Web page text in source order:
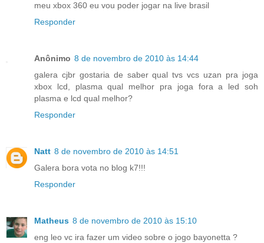
meu xbox 360 eu vou poder jogar na live brasil
Responder
Anônimo 8 de novembro de 2010 às 14:44
galera cjbr gostaria de saber qual tvs vcs uzan pra joga
xbox lcd, plasma qual melhor pra joga fora a led soh
plasma e lcd qual melhor?
Responder
Natt 8 de novembro de 2010 às 14:51
Galera bora vota no blog k7!!!
Responder
Matheus 8 de novembro de 2010 às 15:10
eng leo vc ira fazer um video sobre o jogo bayonetta ?